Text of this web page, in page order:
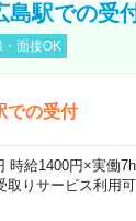
駅での受
面接OK
での受付
給1400円×実働
りサービス利用可